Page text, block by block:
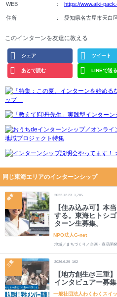
WEB https://www.aiki-
住所 愛知県名古屋市天白
このインターンを友達に教える
シェア ツイート
あとで読む LINEで送る
同じ東海エリアのインターンシップ
岐阜 2022.12.23 1,785
【住み込み可】本
する。東海ヒトシ
ターン生募集。
NPO法人G-net
地域／まちづくり／企画・商品開
三重 2026.6.29 162
【地方創生@三重
インタビュアー募
一般社団法人わくわくスイ